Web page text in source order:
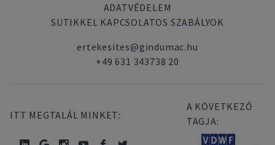
ADATVÉDELEM
SÜTIKKEL KAPCSOLATOS SZABÁLYOK
ertekesites@gindumac.hu
+49 631 343738 20
ITT MEGTALÁL MINKET:
A KÖVETKEZŐ
TAGJA: